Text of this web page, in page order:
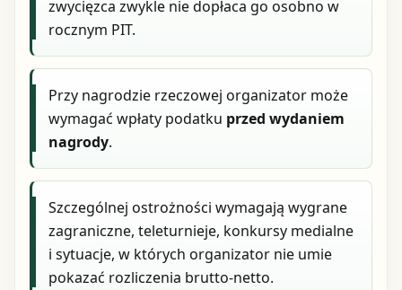
zwycięzca zwykle nie dopłaca go osobno w
rocznym PIT.
Przy nagrodzie rzeczowej organizator może
wymagać wpłaty podatku przed wydaniem
nagrody.
Szczególnej ostrożności wymagają wygrane
zagraniczne, teleturnieje, konkursy medialne
i sytuacje, w których organizator nie umie
pokazać rozliczenia brutto-netto.